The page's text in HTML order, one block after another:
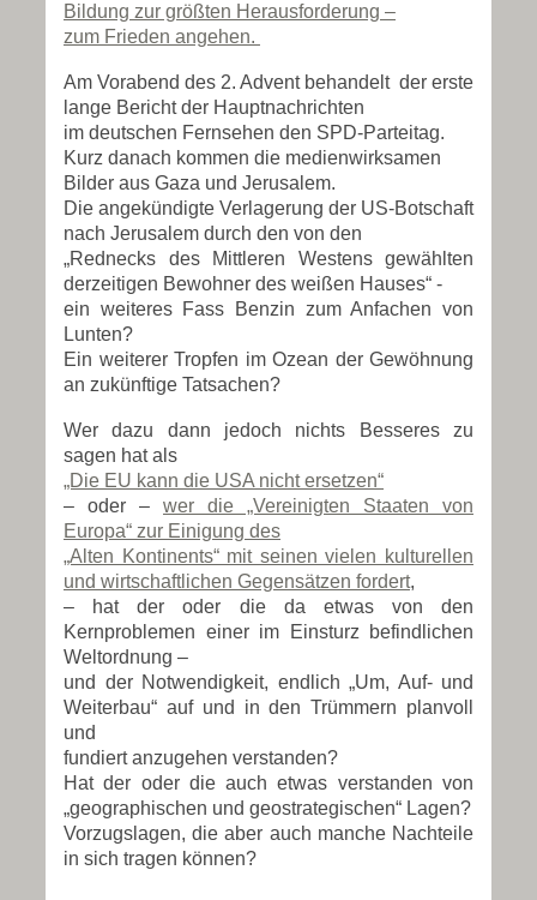
Bildung zur größten Herausforderung –
zum Frieden angehen.
Am Vorabend des 2. Advent behandelt der erste
lange Bericht der Hauptnachrichten
im deutschen Fernsehen den SPD-Parteitag.
Kurz danach kommen die medienwirksamen
Bilder aus Gaza und Jerusalem.
Die angekündigte Verlagerung der US-Botschaft
nach Jerusalem durch den von den
„Rednecks des Mittleren Westens gewählten
derzeitigen Bewohner des weißen Hauses“ -
ein weiteres Fass Benzin zum Anfachen von
Lunten?
Ein weiterer Tropfen im Ozean der Gewöhnung
an zukünftige Tatsachen?
Wer dazu dann jedoch nichts Besseres zu
sagen hat als
„Die EU kann die USA nicht ersetzen“
– oder – wer die „Vereinigten Staaten von
Europa“ zur Einigung des
„Alten Kontinents“ mit seinen vielen kulturellen
und wirtschaftlichen Gegensätzen fordert,
– hat der oder die da etwas von den
Kernproblemen einer im Einsturz befindlichen
Weltordnung –
und der Notwendigkeit, endlich „Um, Auf- und
Weiterbau“ auf und in den Trümmern planvoll
und
fundiert anzugehen verstanden?
Hat der oder die auch etwas verstanden von
„geographischen und geostrategischen“ Lagen?
Vorzugslagen, die aber auch manche Nachteile
in sich tragen können?